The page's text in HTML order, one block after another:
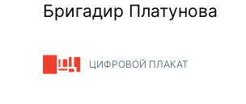
Бригадир Платунова
ЦИФРОВОЙ ПЛАКАТ